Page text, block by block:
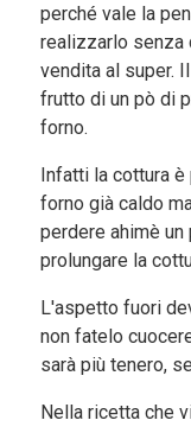
perché vale la
realizzarlo senza
vendita al super.
frutto di un pò di
forno.
Infatti la cottura
forno già caldo
perdere ahimè
prolungare la
L'aspetto fuori
non fatelo
sarà più tenero,
Nella ricetta che